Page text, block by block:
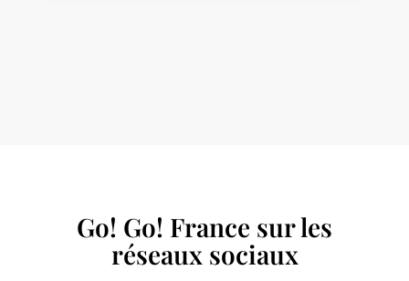
Go! Go! France sur les
réseaux sociaux